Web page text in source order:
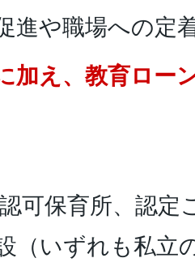
進や職場への定
加え、教育ロー
認可保育所、認
（いずれも私立